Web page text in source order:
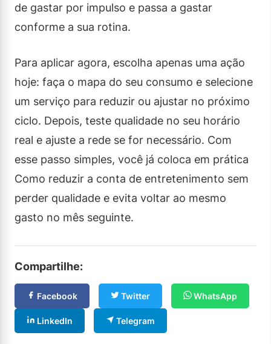
de gastar por impulso e passa a gastar
conforme a sua rotina.
Para aplicar agora, escolha apenas uma ação
hoje: faça o mapa do seu consumo e selecione
um serviço para reduzir ou ajustar no próximo
ciclo. Depois, teste qualidade no seu horário
real e ajuste a rede se for necessário. Com
esse passo simples, você já coloca em prática
Como reduzir a conta de entretenimento sem
perder qualidade e evita voltar ao mesmo
gasto no mês seguinte.
Compartilhe:
Facebook Twitter WhatsApp
LinkedIn Telegram